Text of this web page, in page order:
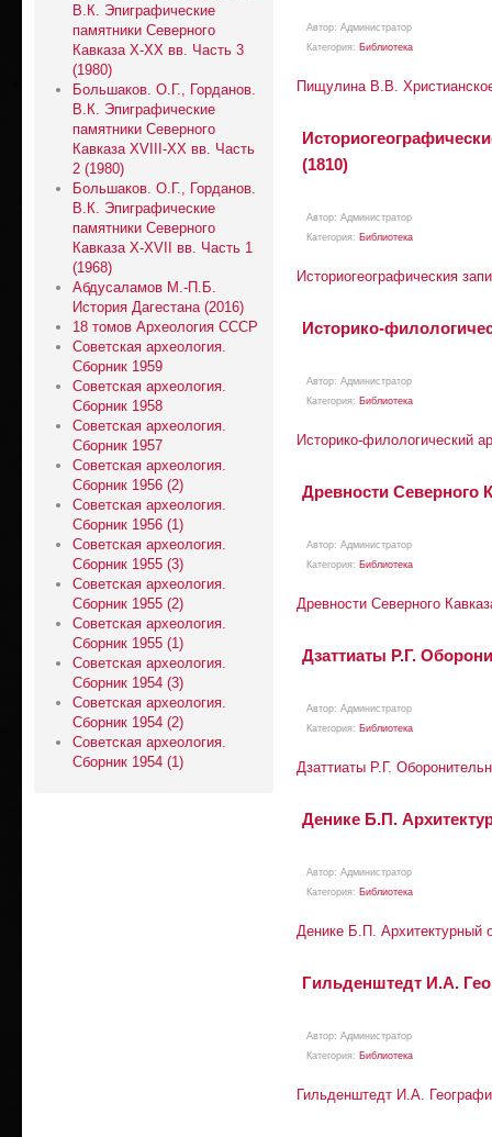
В.К. Эпиграфические
памятники Северного
Кавказа X-XX вв. Часть 3
(1980)
Большаков. О.Г., Горданов.
В.К. Эпиграфические
памятники Северного
Кавказа XVIII-XX вв. Часть
2 (1980)
Большаков. О.Г., Горданов.
В.К. Эпиграфические
памятники Северного
Кавказа X-XVII вв. Часть 1
(1968)
Абдусаламов М.-П.Б.
История Дагестана (2016)
18 томов Археология СССР
Советская археология.
Сборник 1959
Советская археология.
Сборник 1958
Советская археология.
Сборник 1957
Советская археология.
Сборник 1956 (2)
Советская археология.
Сборник 1956 (1)
Советская археология.
Сборник 1955 (3)
Советская археология.
Сборник 1955 (2)
Советская археология.
Сборник 1955 (1)
Советская археология.
Сборник 1954 (3)
Советская археология.
Сборник 1954 (2)
Советская археология.
Сборник 1954 (1)
Автор: Aдминистратор
Категория: Библиотека
Пищулина В.В.
(1810)
Автор: Aдминистратор
Категория: Библиотека
Историогеографическия
Историко-
Автор: Aдминистратор
Категория: Библиотека
Историко-филологический
Древности Северного
Автор: Aдминистратор
Категория: Библиотека
Древности Северного
Дзаттиаты Р.Г.
Автор: Aдминистратор
Категория: Библиотека
Дзаттиаты Р.Г.
Денике Б.П.
Автор: Aдминистратор
Категория: Библиотека
Денике Б.П. Архитектурный
Гильденштедт И.А.
Автор: Aдминистратор
Категория: Библиотека
Гильденштедт И.А.